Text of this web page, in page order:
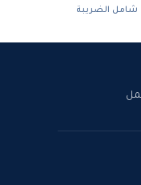
شامل الضريبة